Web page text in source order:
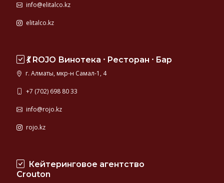
info@elitalco.kz
elitalco.kz
💃 ROJO Винотека ⸱ Ресторан ⸱ Бар
г. Алматы, мкр-н Самал-1, 4
+7 (702) 698 80 33
info@rojo.kz
rojo.kz
Кейтеринговое агентство
Crouton